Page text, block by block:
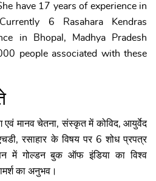
have 17 years of experience in
6 Rasahara Kendras
in Bhopal, Madhya Pradesh
people associated with these
एवं मानव चेतना, संस्कृत में कोविद, आयुर्वेद
रसाहार के विषय पर 6 शोध प्रपत्र
में गोल्डन बुक ऑफ इंडिया का विश्व
का अनुभव।